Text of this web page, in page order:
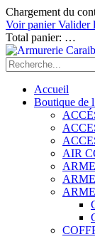
Chargement du
Voir panierValider
Total panier: …
Accueil
Boutique de
AIR